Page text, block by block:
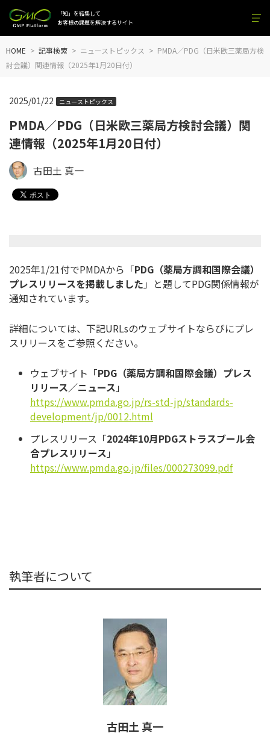
「知」を結集して
お客様の課題を解決するサイト
HOME 記事検索 ニューストピックス
PMDA／PDG（日米欧三薬局方検
討会議）関連情報（2025年1月20日付）
PMDA／PDG（日米欧三薬局方検討会議）関
連情報（2025年1月20日付）
2025/01/22 ニューストピックス
古田土 真一
2025年1/21付でPMDAから「PDG（薬局方調和国際会議）
プレスリリースを掲載しました 」と題してPDG関係情報が
通知されています。
詳細については、下記URLsのウェブサイトならびにプレ
スリリースをご参照ください。
ウェブサイト「PDG（薬局方調和国際会議）プレス
リリース／ニュース 」
https://www.pmda.go.jp/rs-std-jp/standards-
development/jp/0012.html
プレスリリース「2024年10月PDGストラスブール会
合プレスリリース 」
https://www.pmda.go.jp/files/000273099.pdf
執筆者について
古田土 真一